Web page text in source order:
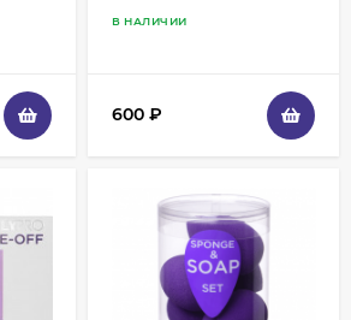
В НАЛИЧИИ
600 ₽